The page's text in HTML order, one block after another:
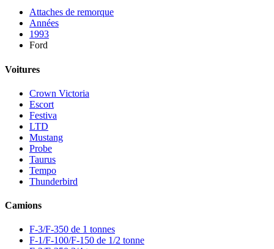
Attaches de remorque
Années
1993
Ford
Voitures
Crown Victoria
Escort
Festiva
LTD
Mustang
Probe
Taurus
Tempo
Thunderbird
Camions
F-3/F-350 de 1 tonnes
F-1/F-100/F-150 de 1/2 tonne